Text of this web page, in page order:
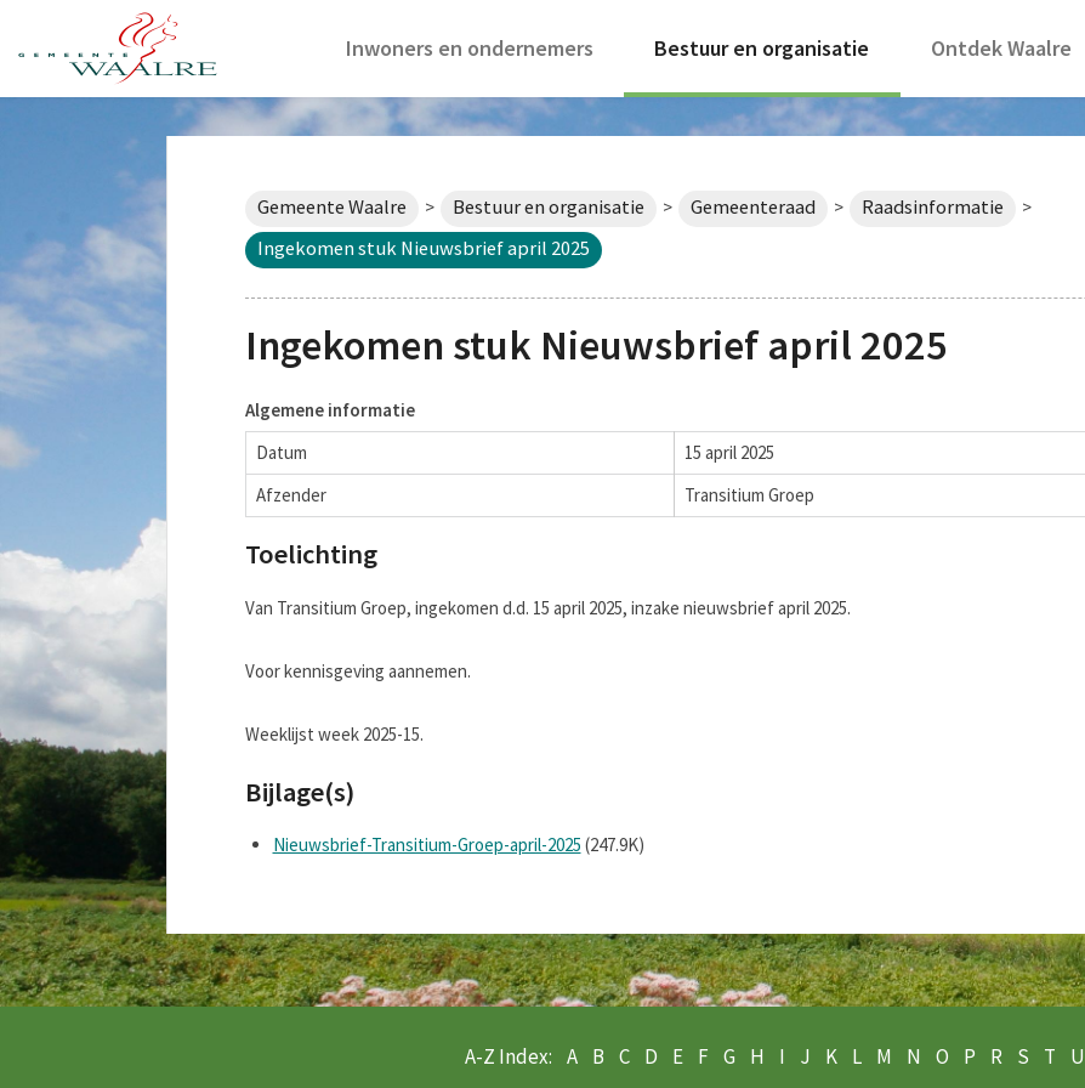
Inwoners en ondernemers Bestuur en organisatie Ontdek Waalre
Gemeente Waalre > Bestuur en organisatie > Gemeenteraad > Raadsinformatie >
Ingekomen stuk Nieuwsbrief april 2025
Ingekomen stuk Nieuwsbrief april 2025
Algemene informatie
Datum
15 april 2025
Afzender
Transitium Groep
Toelichting
Van Transitium Groep, ingekomen d.d. 15 april 2025, inzake nieuwsbrief april 2025.
Voor kennisgeving aannemen.
Weeklijst week 2025-15.
Bijlage(s)
Nieuwsbrief-Transitium-Groep-april-2025 (247.9K)
A-Z Index: A B C D E F G H I J K L M N O P R S T U